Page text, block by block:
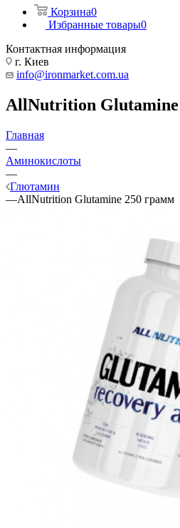
Корзина0
Избранные товары0
Контактная информация
г. Киев
info@ironmarket.com.ua
AllNutrition Glutamine
Главная
—
Аминокислоты
—
Глютамин
—AllNutrition Glutamine 250 грамм